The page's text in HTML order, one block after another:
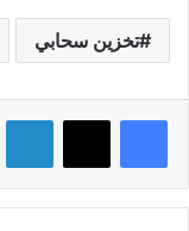
تخزين سحابي